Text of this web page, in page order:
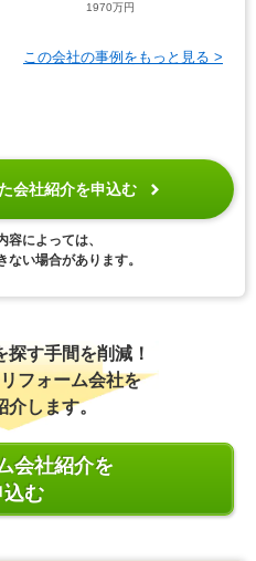
1970万円
この会社の事例をもっと見る >
会社紹介を申込む
によっては、
ない場合があります。
探す手間を削減！
フォーム会社を
介します。
会社紹介を
込む